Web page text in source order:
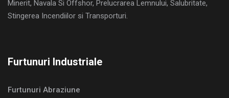
Minerit, Navala Si Offshor, Prelucrarea Lemnului, Salubritate,
Stingerea Incendiilor si Transporturi.
Furtunuri Industriale
Furtunuri Abraziune